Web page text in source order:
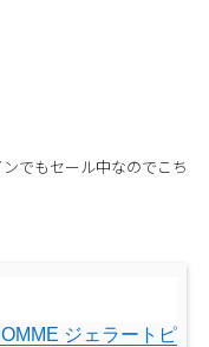
でもセール中なのでこち
ジェラートピ